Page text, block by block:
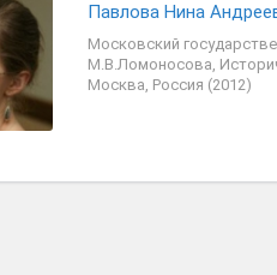
Павлова Нина
Московский
М.В.Ломоносова,
Москва, Россия (2012)